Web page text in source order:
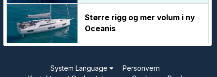
Større rigg og mer volum i ny
Oceanis
System Language
Personvern